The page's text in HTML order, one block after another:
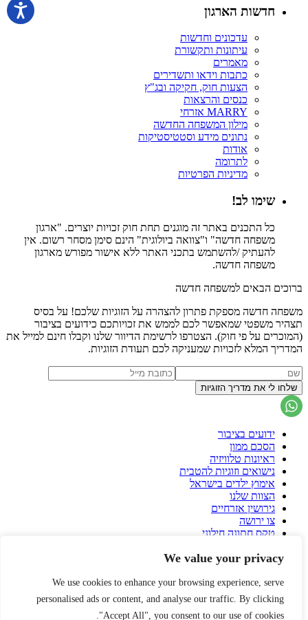
We value your privacy
We use cookies to enhance your browsing experience, serve
personalised ads or content, and analyse our traffic. By clicking
"Accept All", you consent to our use of cookies.
חדשות הארגון
עדכונים וחדשות
עיתונות ותקשורת
מאמרים
כתבות וידאו ותשדירים
הצעות חוק, חקיקה ובג"ץ
כנסים והרצאות
MARRY אזרחי
מילון המשפחה החדשה
נתונים מידע וסטטיסטיקות
אודות
לתרומה
מדיניות הפרטיות
שימו לב!
כל התכנים באתר זה מוגנים תחת חוק זכויות יוצרים. "ארגון
משפחה חדשה" ו"צוואה ביולוגית" הינם סימן מסחר רשום. אין
להעתיק /להשתמש בתכני האתר ללא אישור מפורש מארגון
משפחה חדשה.
ברוכים הבאים למשפחה חדשה
משפחה חדשה מספקת פתרון להצהרה על הזוגיות שלכם! על בסיס
תצהיר משפטי שמאפשר לכם לממש את זכויותכם כידועים בציבור
(המוכרים על פי חוק). הצטרפו לרשימת הדיוור שלנו וקבלו חינם למייל את
המדריך המלא לזכויות שמעניקה לכם תעודת הזוגיות.
ידועים בציבור
הסכם ממון
ראיונות טלוויזיה
נישואים וזוגיות להטבית
אימוץ ילדים בישראל
הצוות שלנו
גירושין אזרחיים
צו ירושה
טקס חתונה חילוני
פונדקאות בישראל
הורות גאה
עיזבון
שאלות ותשובות על הסכם ממון